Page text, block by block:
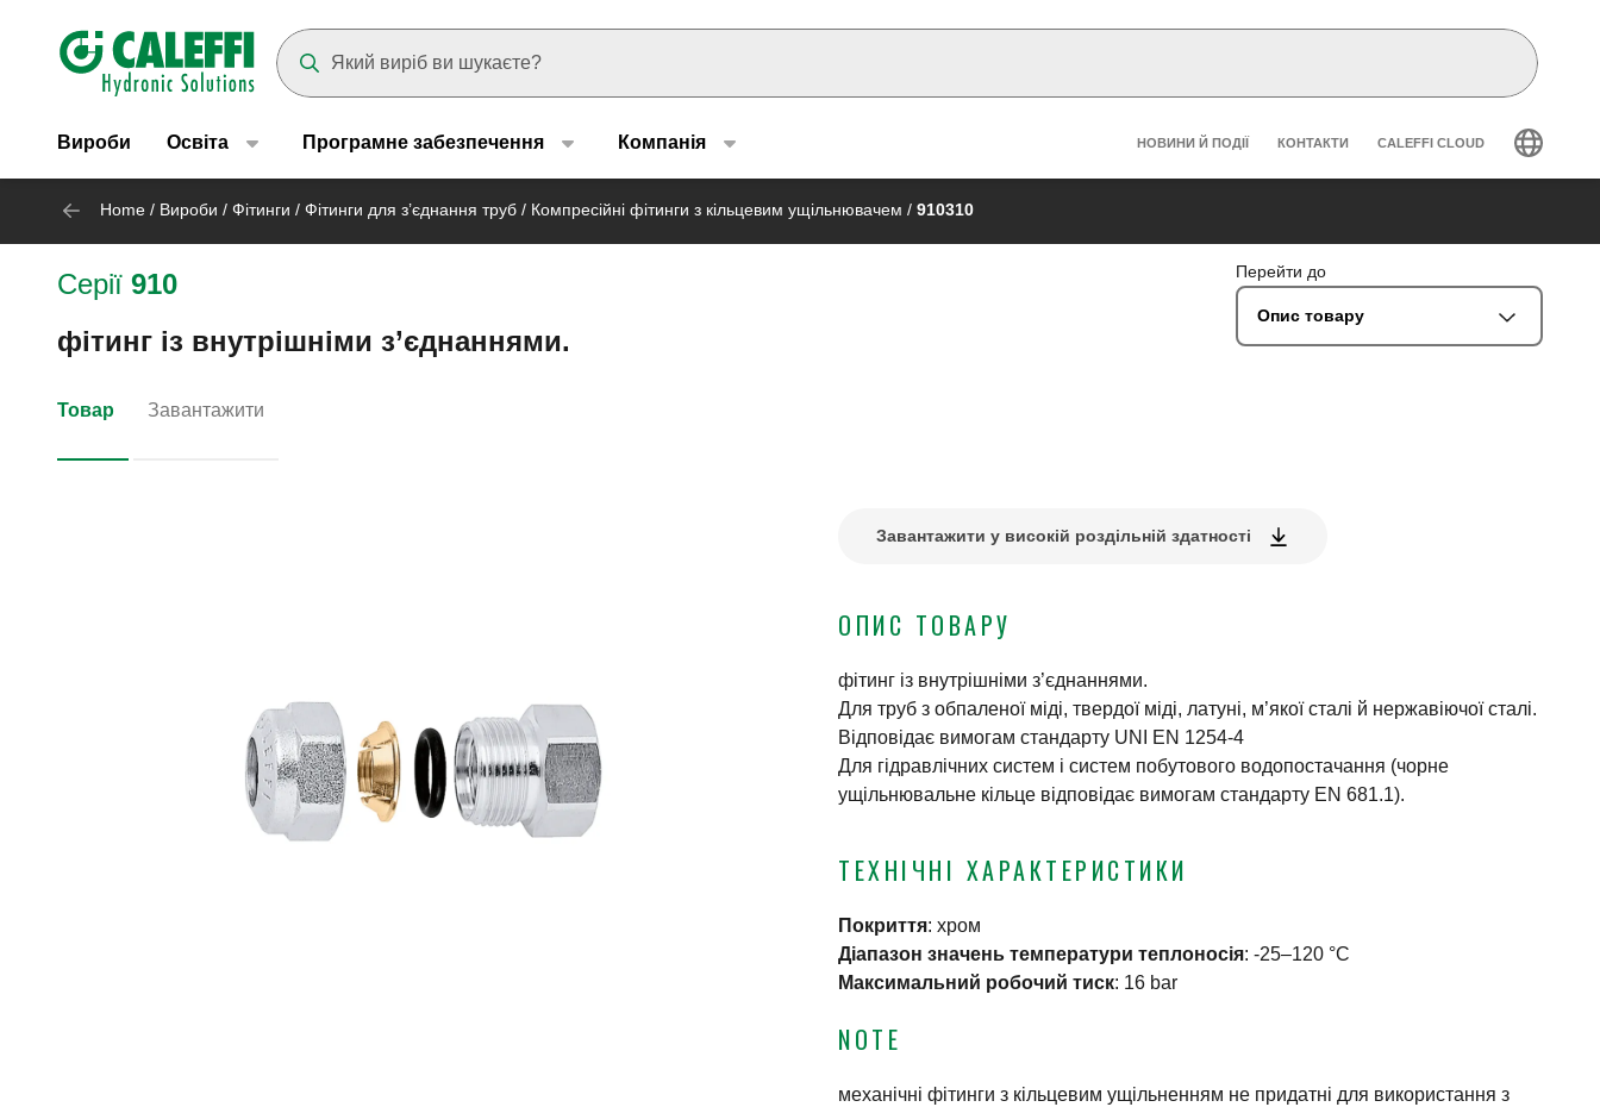
Header main navigation
Вироби Освіта Програмне забезпечення Компанія Header secondary navigation
НОВИНИ Й ПОДІЇ КОНТАКТИ CALEFFI CLOUD
Home / Вироби / Фітинги / Фітинги для з’єднання труб / Компресійні фітинги з кільцевим ущільнювачем / 910310
Серії 910
фітинг із внутрішніми з’єднаннями.
Перейти до
Опис товару
Товар Завантажити
Завантажити у високій роздільній здатності
ОПИС ТОВАРУ
фітинг із внутрішніми з’єднаннями.
Для труб з обпаленої міді, твердої міді, латуні, м’якої сталі й нержавіючої сталі.
Відповідає вимогам стандарту UNI EN 1254-4
Для гідравлічних систем і систем побутового водопостачання (чорне
ущільнювальне кільце відповідає вимогам стандарту EN 681.1).
ТЕХНІЧНІ ХАРАКТЕРИСТИКИ
Покриття: хром
Діапазон значень температури теплоносія: -25–120 °C
Максимальний робочий тиск: 16 bar
NOTE
механічні фітинги з кільцевим ущільненням не придатні для використання з